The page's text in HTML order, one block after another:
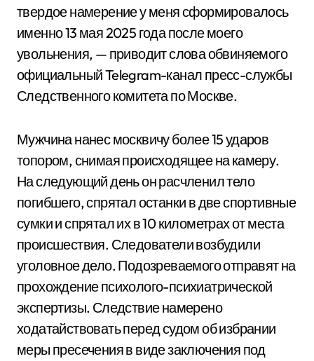
твердое намерение у меня сформировалось
именно 13 мая 2025 года после моего
увольнения, — приводит слова обвиняемого
официальный Telegram-канал пресс-службы
Следственного комитета по Москве.
Мужчина нанес москвичу более 15 ударов
топором, снимая происходящее на камеру.
На следующий день он расчленил тело
погибшего, спрятал останки в две спортивные
сумки и спрятал их в 10 километрах от места
происшествия. Следователи возбудили
уголовное дело. Подозреваемого отправят на
прохождение психолого-психиатрической
экспертизы. Следствие намерено
ходатайствовать перед судом об избрании
меры пресечения в виде заключения под